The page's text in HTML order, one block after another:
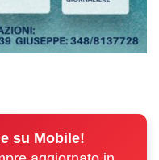
su Mobile!